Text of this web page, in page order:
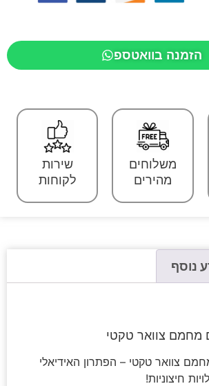
הזמנה בוואטספ
משלוחים
מהירים
שירות
לקוחות
נוסף
מחמם צוואר טקטי
צוואר טקטי – הפתרון האידיאלי
חיצוניות!